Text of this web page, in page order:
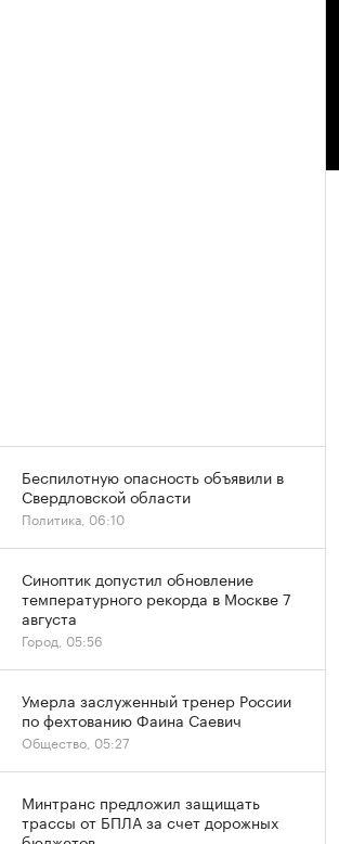
Беспилотную опасность объявили в
Свердловской области
Политика, 06:10
Синоптик допустил обновление
температурного рекорда в Москве 7
августа
Город, 05:56
Умерла заслуженный тренер России
по фехтованию Фаина Саевич
Общество, 05:27
Минтранс предложил защищать
трассы от БПЛА за счет дорожных